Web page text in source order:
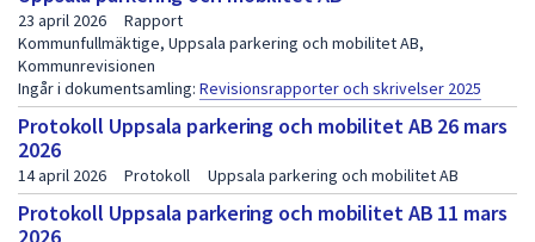
o
n
e
r
s
i
23 april 2026
Rapport
Kommunfullmäktige, Uppsala parkering och mobilitet AB,
Kommunrevisionen
Ingår i dokumentsamling: Revisionsrapporter och skrivelser 2025
Protokoll Uppsala parkering och mobilitet AB 26 mars
2026
14 april 2026 Protokoll Uppsala parkering och mobilitet AB
Protokoll Uppsala parkering och mobilitet AB 11 mars